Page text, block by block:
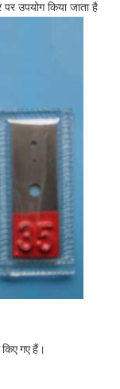
उपयोग किया जाता है
गए हैं।